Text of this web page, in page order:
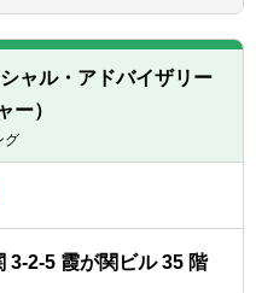
・アドバイザリー/企業価値
務
リー業務
ンス領域業務（PPA、減損テ
バイザリー等）
ピニオン業務
ャル・アドバイザリー
ー）
グ
3-2-5 霞が関ビル 35 階